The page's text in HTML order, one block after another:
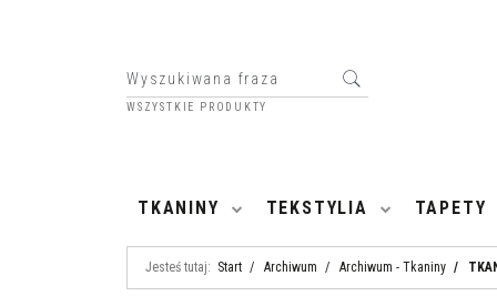
WSZYSTKIE PRODUKTY
TKANINY TEKSTYLIA TAPETY
Jesteś tutaj: Start / Archiwum / Archiwum - Tkaniny /